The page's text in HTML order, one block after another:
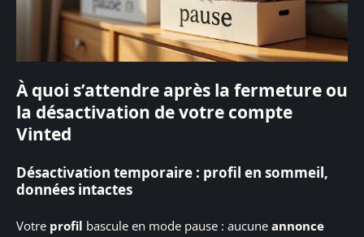
À quoi s’attendre après la fermeture ou
la désactivation de votre compte
Vinted
Désactivation temporaire : profil en sommeil,
données intactes
Votre profil bascule en mode pause : aucune annonce